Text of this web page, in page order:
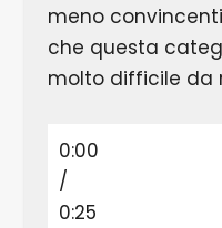
meno
che questa
molto difficile da
0:00
/
0:25